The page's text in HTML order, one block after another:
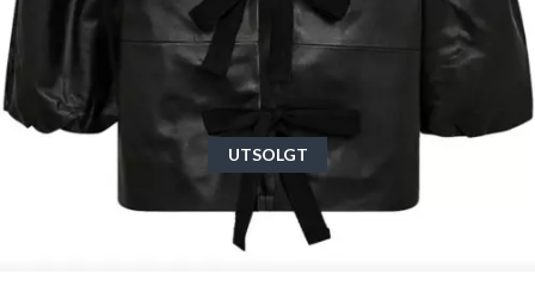
UTSOLGT